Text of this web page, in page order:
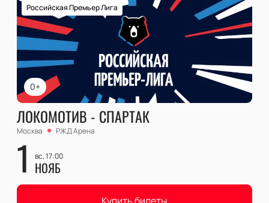
0+
Российская Премьер Лига
ЛОКОМОТИВ - СПАРТАК
Москва РЖД Арена
1 вс, 17:00
НОЯБ